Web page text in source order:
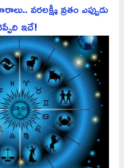
వరలక్ష్మీ వ్రతం ఎప్పుడు
ఇదే!